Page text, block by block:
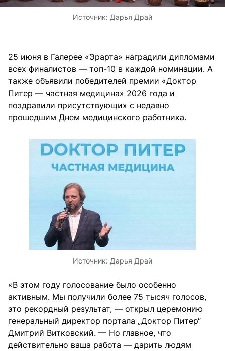
Источник: Дарья Драй
25 июня в Галерее «Эрарта» наградили дипломами
всех финалистов — топ-10 в каждой номинации. А
также объявили победителей премии «Доктор
Питер — частная медицина» 2026 года и
поздравили присутствующих с недавно
прошедшим Днем медицинского работника.
Источник: Дарья Драй
«В этом году голосование было особенно
активным. Мы получили более 75 тысяч голосов,
это рекордный результат, — открыл церемонию
генеральный директор портала „Доктор Питер“
Дмитрий Витковский. — Но главное, что
действительно ваша работа — дарить людям